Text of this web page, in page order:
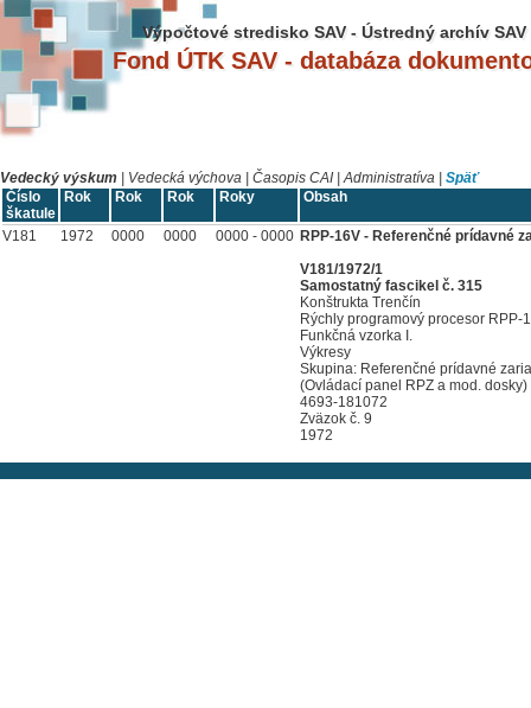
Výpočtové stredisko SAV - Ústredný archív SAV
Fond ÚTK SAV - databáza
Vedecký výskum Vedecká výchova Časopis CAI |Administratíva
Späť
Číslo
škatule
Rok Rok Rok Roky Obsah
V181 1972 0000 0000 0000 - 0000 RPP-16V - Referenčné prídavné
V181/1972/1
Samostatný fascikel č. 315
Konštrukta Trenčín
Rýchly programový procesor RPP-
Funkčná vzorka I.
Výkresy
Skupina: Referenčné prídavné
(Ovládací panel RPZ a mod. dosky)
4693-181072
Zväzok č. 9
1972